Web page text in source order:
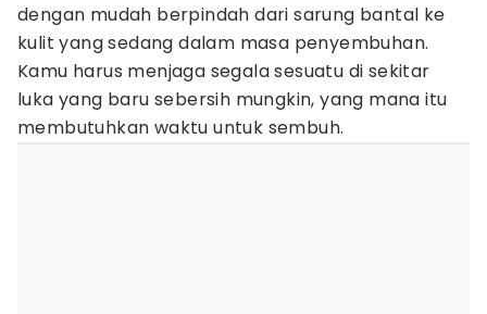
dengan mudah berpindah dari sarung bantal ke
kulit yang sedang dalam masa penyembuhan.
Kamu harus menjaga segala sesuatu di sekitar
luka yang baru sebersih mungkin, yang mana itu
membutuhkan waktu untuk sembuh.